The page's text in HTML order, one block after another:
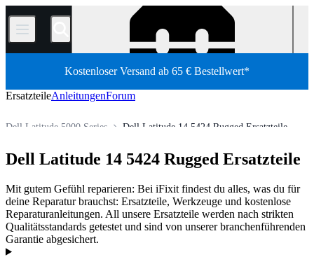
/
Kostenloser Versand ab 65 € Bestellwert*
ErsatzteileAnleitungenForum
Dell Latitude 14 5424 Rugged Ersatzteile
Dell Latitude 5000 Series
Laptop und Desktop PCs
Ersatzteile
Shop
Dell Latitude 14 5424 Rugged Ersatzteile
Mit gutem Gefühl reparieren: Bei iFixit findest du alles, was du für
deine Reparatur brauchst: Ersatzteile, Werkzeuge und kostenlose
Reparaturanleitungen. All unsere Ersatzteile werden nach strikten
Qualitätsstandards getestet und sind von unserer branchenführenden
Garantie abgesichert.
Produkte